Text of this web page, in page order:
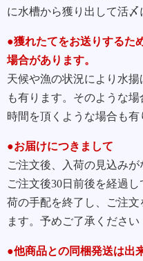
に水槽から獲り出して活〆
●獲れたてをお送りするた
場合があります。
天候や漁の状況により水
も有ります。そのような
時間を頂くような場合も有
●お届けにつきまして
ご注文後、入荷の見込みが
ご注文後30日前後を経過
荷の手配を終了し、ご注
ます。予めご了承ください
●他商品との同梱発送は出